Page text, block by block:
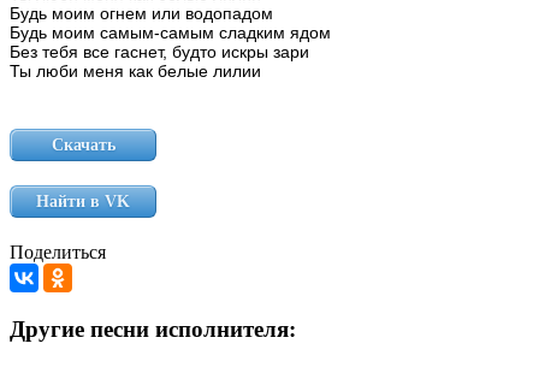
Будь моим огнем или водопадом
Будь моим самым-самым сладким ядом
Без тебя все гаснет, будто искры зари
Ты люби меня как белые лилии
Скачать
Найти в VK
Поделиться
Другие песни исполнителя: